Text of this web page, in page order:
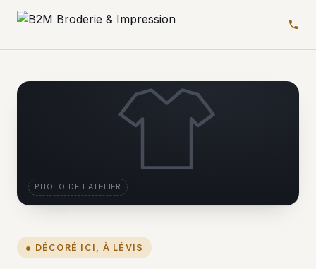
● DÉCORÉ ICI, À LÉVIS
PHOTO DE L'ATELIER